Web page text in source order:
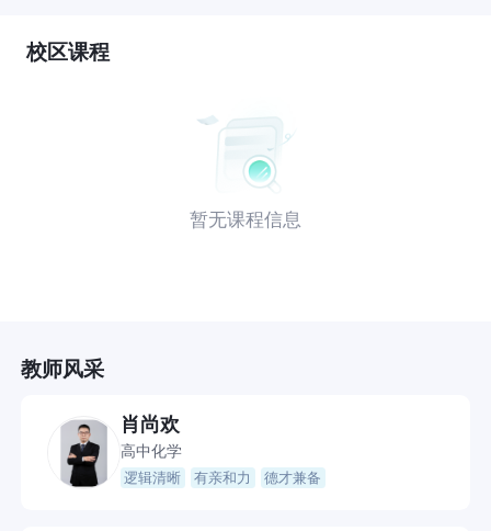
校区课程
暂无课程信息
教师风采
肖尚欢
高中化学
逻辑清晰 有亲和力 德才兼备